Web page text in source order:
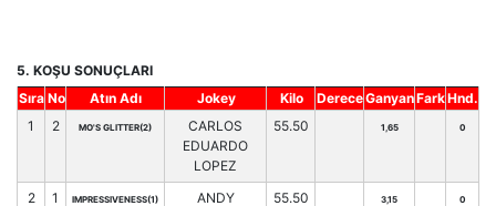
5. KOŞU SONUÇLARI
Sıra No Atın Adı Jokey Kilo DereceGanyanFarkHnd.
1
2 MO'S GLITTER(2)
CARLOS
EDUARDO
LOPEZ
55.50 1,65 0
2 1 IMPRESSIVENESS(1)
ANDY
55.50 3,15 0